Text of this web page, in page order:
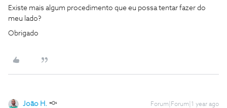
Existe mais algum procedimento que eu possa tentar fazer do
meu lado?
Obrigado
João H. Forum|Forum|1 year ago